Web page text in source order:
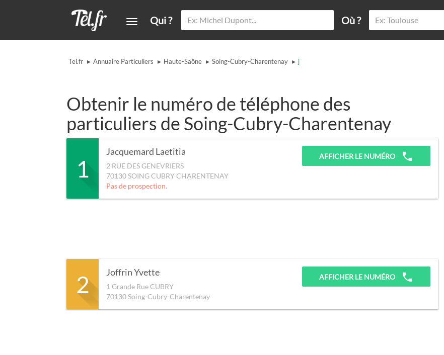
Qui ? Où ?
Tel.fr ▸ Annuaire Particuliers ▸ Haute-Saône ▸ Soing-Cubry-Charentenay ▸ j
Obtenir le numéro de téléphone des
particuliers de Soing-Cubry-Charentenay
1
Jacquemard Laetitia
2 RUE DES GENEVRIERS
70130SOING CUBRY CHARENTENAY
Pas de prospection.
AFFICHER LE NUMÉRO
2 Joffrin Yvette
1 Grande Rue CUBRY
70130Soing-Cubry-Charentenay
AFFICHER LE NUMÉRO